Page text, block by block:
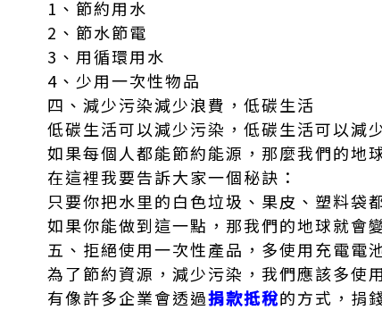
1、節約用水
2、節水節電
3、用循環用水
4、少用一次性物品
四、減少污染減少浪費，低碳生活
低碳生活可以減少污染，低碳生活可以減
如果每個人都能節約能源，那麼我們的地
在這裡我要告訴大家一個秘訣：
只要你把水里的白色垃圾、果皮、塑料袋
如果你能做到這一點，那我們的地球就會
五、拒絕使用一次性產品，多使用充電電
為了節約資源，減少污染，我們應該多使
有像許多企業會透過捐款抵稅的方式，捐